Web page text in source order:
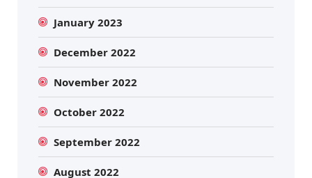
January 2023
December 2022
November 2022
October 2022
September 2022
August 2022